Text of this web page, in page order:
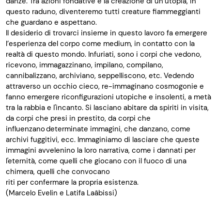
questo raduno, diventeremo tutti creature fiammeggianti
che guardano e aspettano.
Il desiderio di trovarci insieme in questo lavoro fa emergere
l’esperienza del corpo come medium, in contatto con la
realtà di questo mondo. Infuriati, sono i corpi che vedono,
ricevono, immagazzinano, impilano, compilano,
cannibalizzano, archiviano, seppelliscono, etc. Vedendo
attraverso un occhio cieco, re-immaginano cosmogonie e
fanno emergere riconfigurazioni utopiche e insolenti, a metà
tra la rabbia e l'incanto. Si lasciano abitare da spiriti in visita,
da corpi che presi in prestito, da corpi che
influenzano determinate immagini, che danzano, come
archivi fuggitivi, ecc. Immaginiamo di lasciare che queste
immagini avvelenino la loro narrativa, come i dannati per
l'eternità, come quelli che giocano con il fuoco di una
chimera, quelli che convocano
riti per confermare la propria esistenza.
(Marcelo Evelin e Latifa Laâbissi)